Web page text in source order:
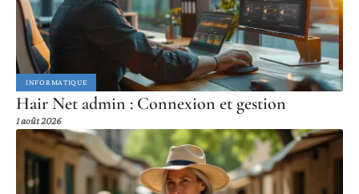
INFORMATIQUE
Hair Net admin : Connexion et gestion
1 août 2026